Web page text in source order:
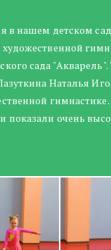
в нашем детском
сада
Наталья
показали очень